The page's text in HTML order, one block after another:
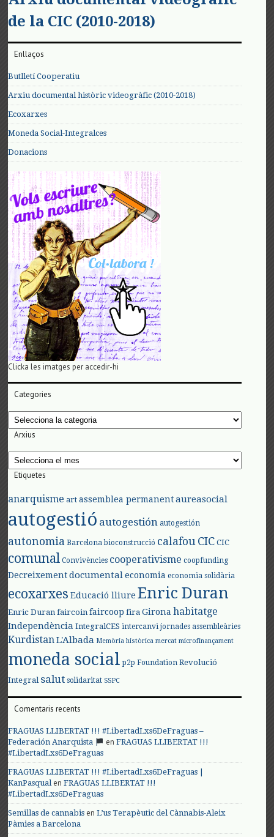
de la CIC (2010-2018)
Enllaços
Butlletí Cooperatiu
Arxiu documental històric videogràfic (2010-2018)
Ecoxarxes
Moneda Social-Integralces
Donacions
Clicka les imatges per accedir-hi
Categories
Categories
Arxius
Arxius
Etiquetes
anarquisme art assemblea permanent aureasocial
autogestió autogestión autogestión
autonomia Barcelona bioconstrucció calafouCIC CIC
comunal Convivències cooperativisme coopfunding
Decreixement documental economia economia solidària
ecoxarxes Educació lliure Enric Duran
Enric Duran faircoin faircoop fira Girona habitatge
Independència IntegralCES intercanvi jornades assembleàries
KurdistanL'Albada Memòria històrica mercat microfinançament
moneda social p2p Foundation Revolució
Integral salut solidaritat SSPC
Comentaris recents
FRAGUAS LLIBERTAT !!! #LibertadLxs6DeFraguas –
Federación Anarquista
enFRAGUAS LLIBERTAT !!!
#LibertadLxs6DeFraguas
FRAGUAS LLIBERTAT !!! #LibertadLxs6DeFraguas |
KanPasqualenFRAGUAS LLIBERTAT !!!
#LibertadLxs6DeFraguas
Semillas de cannabis enL’us Terapèutic del Cànnabis-Aleix
Pàmies a Barcelona